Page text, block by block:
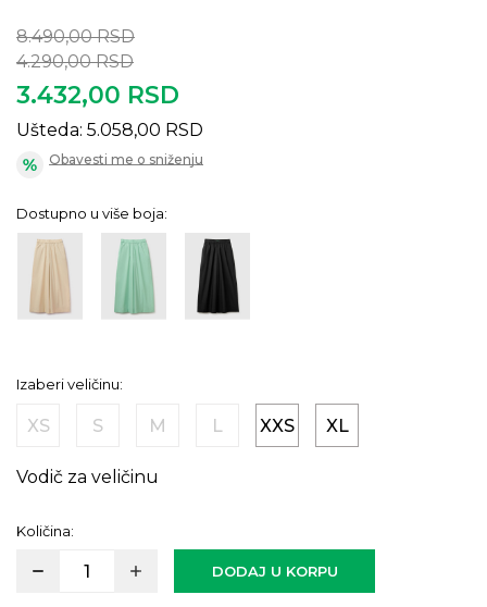
8.490,00 RSD
4.290,00 RSD
3.432,00 RSD
Ušteda: 5.058,00 RSD
Obavesti me o sniženju
Dostupno u više boja:
Izaberi veličinu:
XS S M L XXS XL
Vodič za veličinu
Količina:
DODAJ U KORPU